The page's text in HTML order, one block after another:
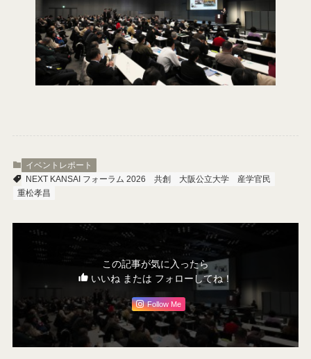
イベントレポート
NEXT KANSAI フォーラム 2026
共創 大阪公立大学
産学官民
重松孝昌
この記事が気に入ったら
いいね または フォローしてね！
Follow Me